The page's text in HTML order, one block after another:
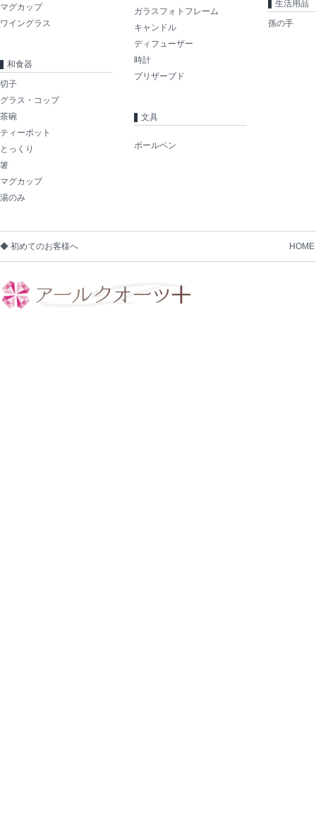
マグカップ
ワイングラス
和食器
切子
グラス・コップ
茶碗
ティーポット
とっくり
箸
マグカップ
湯のみ
ガラスフォトフレーム
キャンドル
ディフューザー
時計
プリザーブド
文具
ボールペン
生活用品
孫の手
◆ 初めてのお客様へ HOME